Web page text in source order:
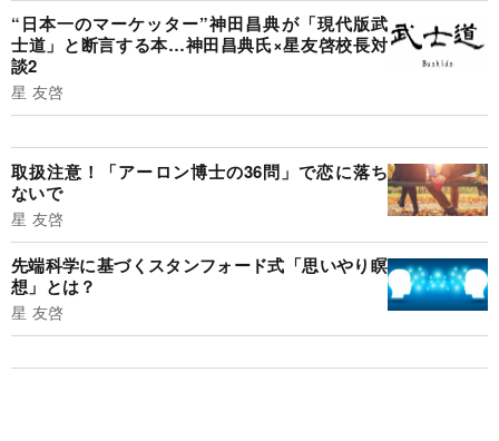
“日本一のマーケッター”神田昌典が「現代版武
士道」と断言する本…神田昌典氏×星友啓校長対
談2
星 友啓
取扱注意！「アーロン博士の36問」で恋に落ち
ないで
星 友啓
先端科学に基づくスタンフォード式「思いやり瞑
想」とは？
星 友啓